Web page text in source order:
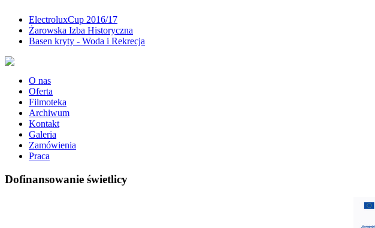
ElectroluxCup 2016/17
Żarowska Izba Historyczna
Basen kryty - Woda i Rekrecja
O nas
Oferta
Filmoteka
Archiwum
Kontakt
Galeria
Zamówienia
Praca
Dofinansowanie świetlicy